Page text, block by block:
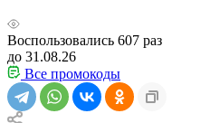
Воспользовались 607 раз
до 31.08.26
Все промокоды